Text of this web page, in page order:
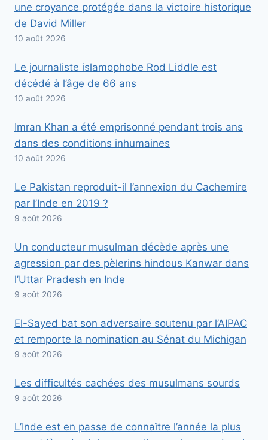
une croyance protégée dans la victoire historique
de David Miller
10 août 2026
Le journaliste islamophobe Rod Liddle est
décédé à l’âge de 66 ans
10 août 2026
Imran Khan a été emprisonné pendant trois ans
dans des conditions inhumaines
10 août 2026
Le Pakistan reproduit-il l’annexion du Cachemire
par l’Inde en 2019 ?
9 août 2026
Un conducteur musulman décède après une
agression par des pèlerins hindous Kanwar dans
l’Uttar Pradesh en Inde
9 août 2026
El-Sayed bat son adversaire soutenu par l’AIPAC
et remporte la nomination au Sénat du Michigan
9 août 2026
Les difficultés cachées des musulmans sourds
9 août 2026
L’Inde est en passe de connaître l’année la plus